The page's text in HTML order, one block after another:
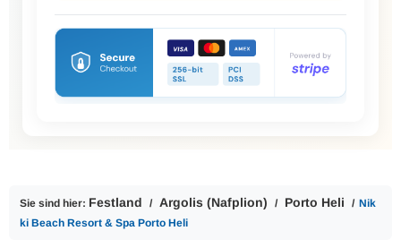
Sie sind hier: Festland Argolis (Nafplion) Porto Heli
Nik
ki Beach Resort & Spa Porto Heli